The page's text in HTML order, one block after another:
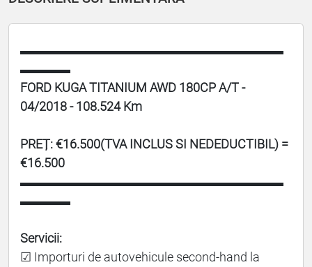
▬▬▬▬▬▬▬▬▬▬▬▬▬▬▬▬▬▬▬▬▬
▬▬▬▬
FORD KUGA TITANIUM AWD 180CP A/T -
04/2018 - 108.524 Km
PREȚ: €16.500(TVA INCLUS SI NEDEDUCTIBIL) =
€16.500
▬▬▬▬▬▬▬▬▬▬▬▬▬▬▬▬▬▬▬▬▬
▬▬▬▬
Servicii:
☑ Importuri de autovehicule second-hand la